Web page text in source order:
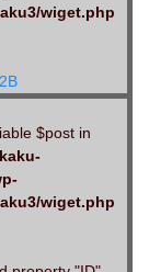
wiget.php
$post in
wiget.php